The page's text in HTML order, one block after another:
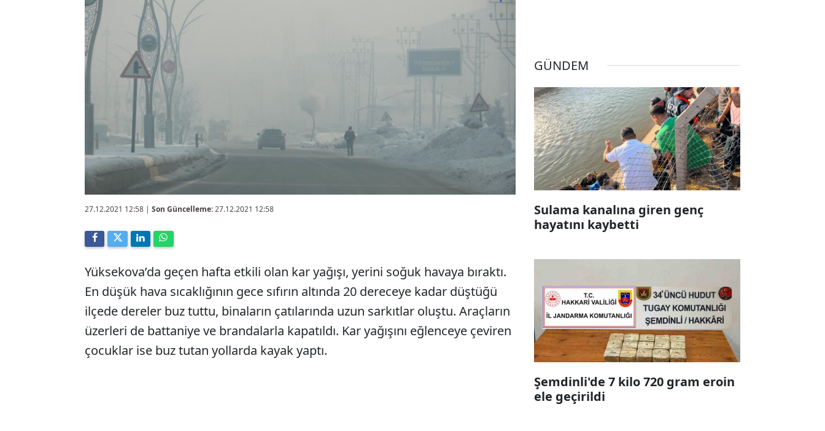
27.12.2021 12:58 | Son Güncelleme:27.12.2021 12:58
Yüksekova’da geçen hafta etkili olan kar yağışı, yerini soğuk havaya bıraktı.
En düşük hava sıcaklığının gece sıfırın altında 20 dereceye kadar düştüğü
ilçede dereler buz tuttu, binaların çatılarında uzun sarkıtlar oluştu. Araçların
üzerleri de battaniye ve brandalarla kapatıldı. Kar yağışını eğlenceye çeviren
çocuklar ise buz tutan yollarda kayak yaptı.
GÜNDEM
Sulama kanalına giren genç
hayatını kaybetti
Şemdinli'de 7 kilo 720 gram eroin
ele geçirildi